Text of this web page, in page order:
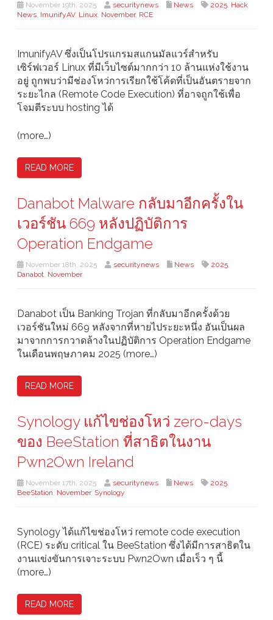
November 19th, 2025 securitynews News 2025, Hack
News, ImunifyAV, Linux, November, RCE
ImunifyAV ซึ่งเป็นโปรแกรมสแกนมัลแวร์สำหรับ
เซิร์ฟเวอร์ Linux ที่มีเว็บไซต์มากกว่า 10 ล้านแห่งใช้งาน
อยู่ ถูกพบว่ามีช่องโหว่การเรียกใช้โค้ดที่เป็นอันตรายจาก
ระยะไกล (Remote Code Execution) ที่อาจถูกใช้เพื่อ
โจมตีระบบ hosting ได้
(more…)
READ MORE
Danabot Malware กลับมาอีกครั้งใน
เวอร์ชัน 669 หลังปฏิบัติการ
Operation Endgame
November 18th, 2025 securitynews News 2025,
Danabot, November
Danabot เป็น Banking Trojan ที่กลับมาอีกครั้งด้วย
เวอร์ชันใหม่ 669 หลังจากที่หายไประยะหนึ่ง อันเป็นผล
มาจากการกวาดล้างในปฏิบัติการ Operation Endgame
ในเดือนพฤษภาคม 2025 (more…)
READ MORE
Synology แก้ไขช่องโหว่ zero-days
ของ BeeStation ที่สาธิตในงาน
Pwn2Own Ireland
November 17th, 2025 securitynews News 2025,
BeeStation, November, Synology
Synology ได้แก้ไขช่องโหว่ remote code execution
(RCE) ระดับ critical ใน BeeStation ซึ่งได้มีการสาธิตใน
งานแข่งขันการเจาะระบบ Pwn2Own เมื่อเร็ว ๆ นี้
(more…)
READ MORE